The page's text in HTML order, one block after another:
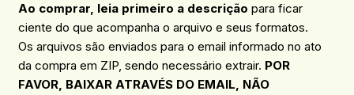
Ao comprar, leia primeiro a descrição para ficar
ciente do que acompanha o arquivo e seus formatos.
Os arquivos são enviados para o email informado no ato
da compra em ZIP, sendo necessário extrair. POR
FAVOR, BAIXAR ATRAVÉS DO EMAIL, NÃO